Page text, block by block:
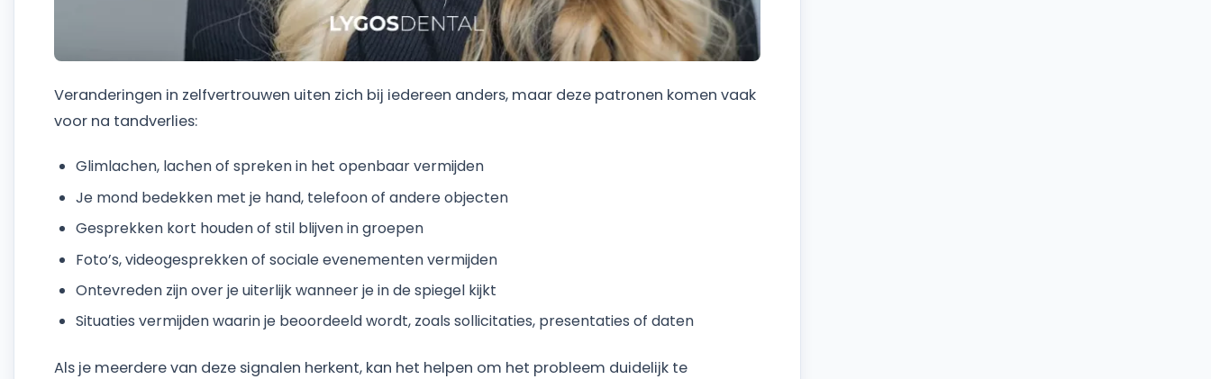
Veranderingen in zelfvertrouwen uiten zich bij iedereen anders, maar deze patronen komen vaak
voor na tandverlies:
Glimlachen, lachen of spreken in het openbaar vermijden
Je mond bedekken met je hand, telefoon of andere objecten
Gesprekken kort houden of stil blijven in groepen
Foto’s, videogesprekken of sociale evenementen vermijden
Ontevreden zijn over je uiterlijk wanneer je in de spiegel kijkt
Situaties vermijden waarin je beoordeeld wordt, zoals sollicitaties, presentaties of daten
Als je meerdere van deze signalen herkent, kan het helpen om het probleem duidelijk te